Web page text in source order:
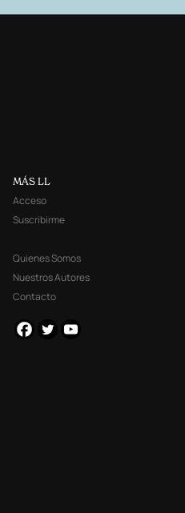
MÁS LL
Acceso
Suscribirme
Quienes Somos
Nuestros Autores
Contacto